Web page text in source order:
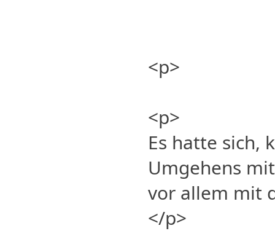
<p>
<p>
Es hatte sich,
Umgehens
vor allem mit
</p>